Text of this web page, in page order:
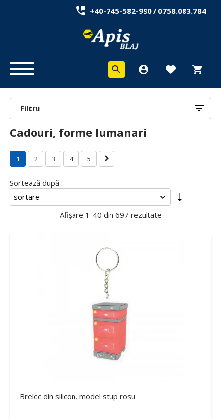
+40-745-582-990/ 0758.083.784
Filtru
Cadouri, forme lumanari
1 2 3 4 5
Sortează după :
Afișare 1-40 din 697 rezultate
Breloc din silicon, model stup rosu